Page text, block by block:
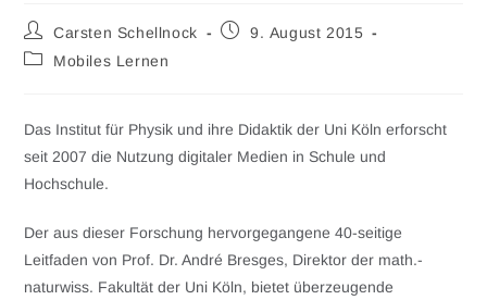
Carsten Schellnock
9. August 2015
Mobiles Lernen
Das Institut für Physik und ihre Didaktik der Uni Köln erforscht
seit 2007 die Nutzung digitaler Medien in Schule und
Hochschule.
Der aus dieser Forschung hervorgegangene 40-seitige
Leitfaden von Prof. Dr. André Bresges, Direktor der math.-
naturwiss. Fakultät der Uni Köln, bietet überzeugende